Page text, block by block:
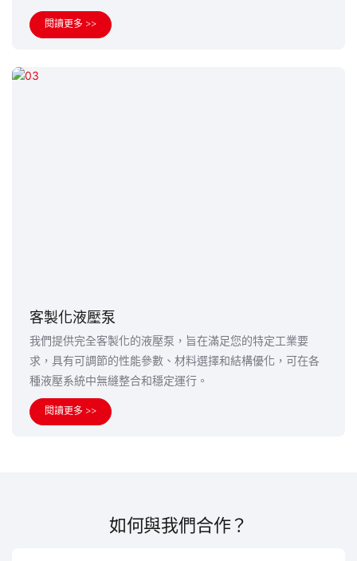
閱讀更多 >>
客製化液壓泵
我們提供完全客製化的液壓泵，旨在滿足您的特定工業要
求，具有可調節的性能參數、材料選擇和結構優化，可在各
種液壓系統中無縫整合和穩定運行。
閱讀更多 >>
如何與我們合作？